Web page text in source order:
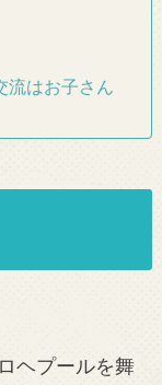
流はお子さん
ヘプールを舞